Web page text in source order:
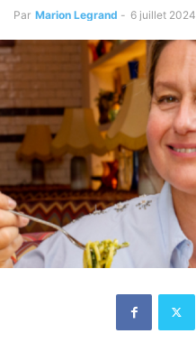
Par Marion Legrand - 6 juillet 2024